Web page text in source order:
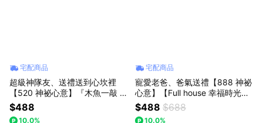
宅配商品
超級神隊友、送禮送到心坎裡
【520 神祕心意】『木魚一敲 煩
惱全消』(預購)熊貓木魚！新年
開運禮物/紓壓小物/生日禮物/新
$488
10.0%
宅配商品
寵愛老爸、爸氣送禮【888 神祕
心意】【Full house 幸福時光
屋】籃球/宇航員水晶球小夜燈/U
SB燈座/-耶誕節！畢業季-/畢業
$488 $688
10.0%